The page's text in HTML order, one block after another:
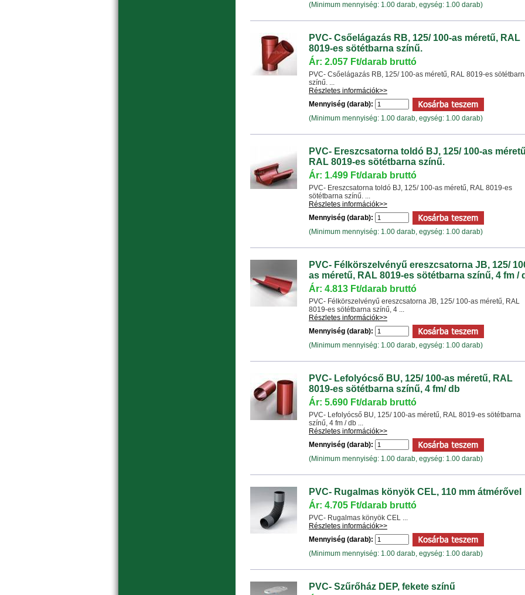
(Minimum mennyiség: 1.00 darab, egység: 1.00 darab)
PVC- Csőelágazás RB, 125/ 100-as méretű, RAL
8019-es sötétbarna színű.
Ár: 2.057 Ft/darab bruttó
PVC- Csőelágazás RB, 125/ 100-as méretű, RAL 8019-es
színű. ...
Részletes információk>>
Mennyiség (darab):
(Minimum mennyiség: 1.00 darab, egység: 1.00 darab)
PVC- Ereszcsatorna toldó BJ, 125/ 100-as
RAL 8019-es sötétbarna színű.
Ár: 1.499 Ft/darab bruttó
PVC- Ereszcsatorna toldó BJ, 125/ 100-as méretű, RAL 8019-es
sötétbarna színű. ...
Részletes információk>>
Mennyiség (darab):
(Minimum mennyiség: 1.00 darab, egység: 1.00 darab)
PVC- Félkörszelvényű ereszcsatorna JB, 125/
as méretű, RAL 8019-es sötétbarna színű, 4 fm /
Ár: 4.813 Ft/darab bruttó
PVC- Félkörszelvényű ereszcsatorna JB, 125/ 100-as méretű, RAL
8019-es sötétbarna színű, 4 ...
Részletes információk>>
Mennyiség (darab):
(Minimum mennyiség: 1.00 darab, egység: 1.00 darab)
PVC- Lefolyócső BU, 125/ 100-as méretű, RAL
8019-es sötétbarna színű, 4 fm/ db
Ár: 5.690 Ft/darab bruttó
PVC- Lefolyócső BU, 125/ 100-as méretű, RAL 8019-es sötétbarna
színű, 4 fm / db ...
Részletes információk>>
Mennyiség (darab):
(Minimum mennyiség: 1.00 darab, egység: 1.00 darab)
PVC- Rugalmas könyök CEL, 110 mm átmérővel
Ár: 4.705 Ft/darab bruttó
PVC- Rugalmas könyök CEL ...
Részletes információk>>
Mennyiség (darab):
(Minimum mennyiség: 1.00 darab, egység: 1.00 darab)
PVC- Szűrőház DEP, fekete színű